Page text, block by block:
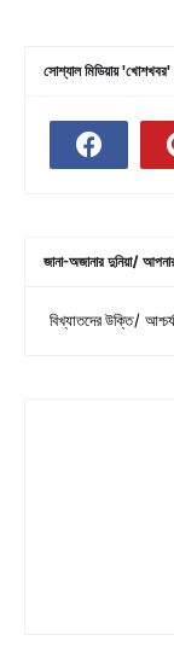
সোশ্যাল মিডিয়ায় 'খোশখবর'
জানা-অজানার দুনিয়া/
বিখ্যাতদের উক্তি/